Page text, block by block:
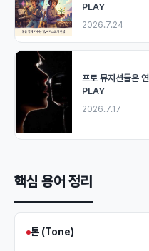
PLAY
2026.7.24
프로 뮤지션들은
PLAY
2026.7.17
핵심 용어 정리
톤 (Tone)